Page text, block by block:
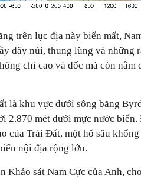
trên lục địa này biến mất,
dãy núi, thung lũng và những
chỉ cao và dốc mà còn nằm
là khu vực dưới sông băng
2.870 mét dưới mực nước
của Trái Đất, một hố sâu
nội địa rộng lớn.
Khảo sát Nam Cực của Anh,